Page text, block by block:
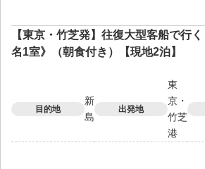
【東京・竹芝発】往復大型客船で行
名1室》（朝食付き）【現地2泊】
目的地
新
島
出発地
東
京・
竹芝
港